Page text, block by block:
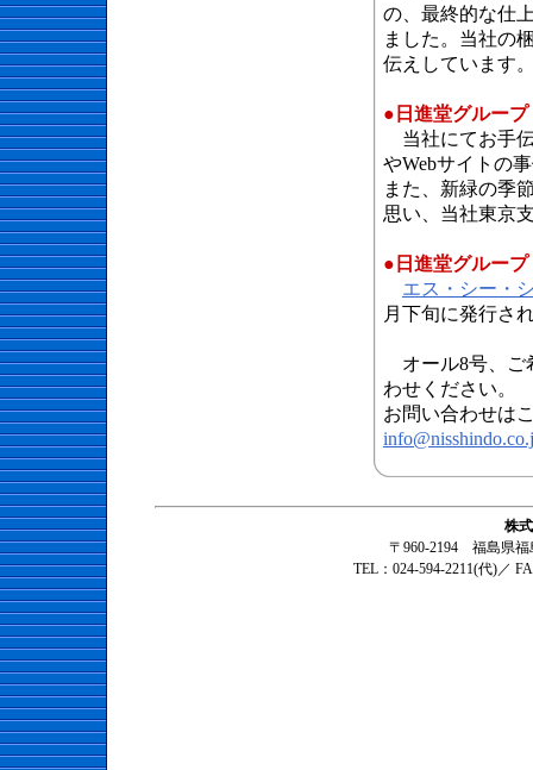
の、最終的な仕
ました。当社の
伝えしています
●日進堂グルー
当社にてお手
やWebサイトの
また、新緑の季
思い、当社東京
●日進堂グルー
エス・シー・
月下旬に発行さ
オール8号、ご
わせください。
お問い合わせは
株
〒960-2194 福島県福
TEL：024-594-2211(代)／